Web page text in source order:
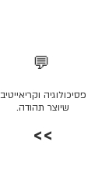
💬
פסיכולוגיה וקריאייטיב
שיוצר תהודה.
>>